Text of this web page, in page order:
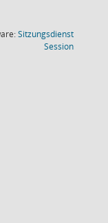
Sitzungsdienst
Session(Wird in